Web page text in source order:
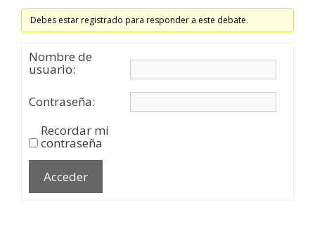
Debes estar registrado para responder a este debate.
Nombre de
usuario:
Contraseña:
Recordar mi
contraseña
Acceder